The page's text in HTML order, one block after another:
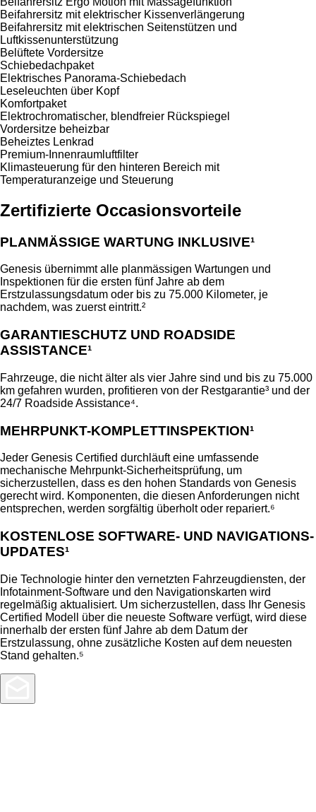
Beifahrersitz mit elektrischer Kissenverlängerung
Beifahrersitz mit elektrischen Seitenstützen und
Luftkissenunterstützung
Belüftete Vordersitze
Schiebedachpaket
Elektrisches Panorama-Schiebedach
Leseleuchten über Kopf
Komfortpaket
Elektrochromatischer, blendfreier Rückspiegel
Vordersitze beheizbar
Beheiztes Lenkrad
Premium-Innenraumluftfilter
Klimasteuerung für den hinteren Bereich mit
Temperaturanzeige und Steuerung
Zertifizierte Occasionsvorteile
PLANMÄSSIGE WARTUNG INKLUSIVE¹
Genesis übernimmt alle planmässigen Wartungen und
Inspektionen für die ersten fünf Jahre ab dem
Erstzulassungsdatum oder bis zu 75.000 Kilometer, je
nachdem, was zuerst eintritt.²
GARANTIESCHUTZ UND ROADSIDE
ASSISTANCE¹
Fahrzeuge, die nicht älter als vier Jahre sind und bis zu 75.000
km gefahren wurden, profitieren von der Restgarantie³ und der
24/7 Roadside Assistance⁴.
MEHRPUNKT-KOMPLETTINSPEKTION¹
Jeder Genesis Certified durchläuft eine umfassende
mechanische Mehrpunkt-Sicherheitsprüfung, um
sicherzustellen, dass es den hohen Standards von Genesis
gerecht wird. Komponenten, die diesen Anforderungen nicht
entsprechen, werden sorgfältig überholt oder repariert.⁶
KOSTENLOSE SOFTWARE- UND NAVIGATIONS-
UPDATES¹
Die Technologie hinter den vernetzten Fahrzeugdiensten, der
Infotainment-Software und den Navigationskarten wird
regelmäßig aktualisiert. Um sicherzustellen, dass Ihr Genesis
Certified Modell über die neueste Software verfügt, wird diese
innerhalb der ersten fünf Jahre ab dem Datum der
Erstzulassung, ohne zusätzliche Kosten auf dem neuesten
Stand gehalten.⁵